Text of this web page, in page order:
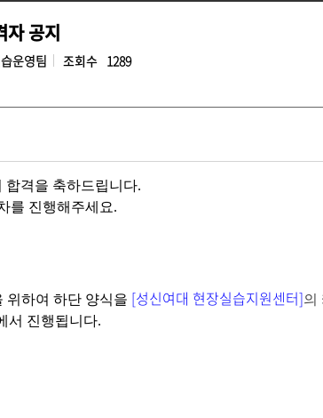
공지
운영팀 조회수 1289
합격을 축하드립니다.
를 진행해주세요.
위하여 하단 양식을 [성신여대 현장실습지원센터]의
서 진행됩니다.